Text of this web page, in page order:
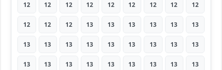
12 12 12 12 12 12 12 12 12
12 12 12 13 13 13 13 13 13
13 13 13 13 13 13 13 13 13
13 13 13 13 13 13 13 13 13